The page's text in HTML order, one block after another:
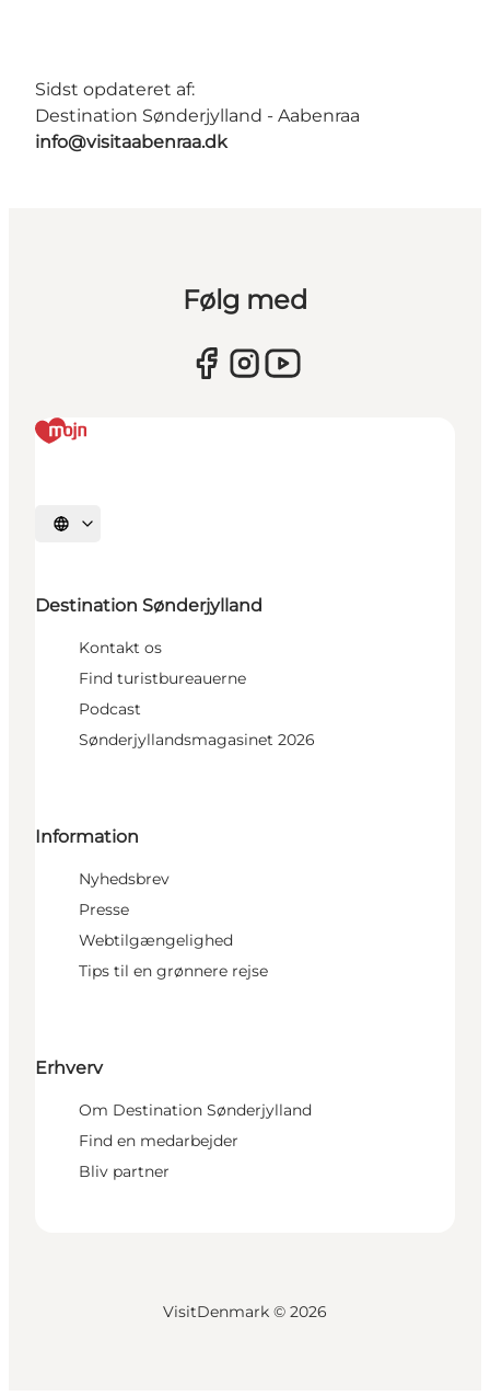
Sidst opdateret af:
Destination Sønderjylland - Aabenraa
info@visitaabenraa.dk
Følg med
Vælg sprog
Destination Sønderjylland
Kontakt os
Find turistbureauerne
Podcast
Sønderjyllandsmagasinet 2026
Information
Nyhedsbrev
Presse
Webtilgængelighed
Tips til en grønnere rejse
Erhverv
Om Destination Sønderjylland
Find en medarbejder
Bliv partner
VisitDenmark © 2026